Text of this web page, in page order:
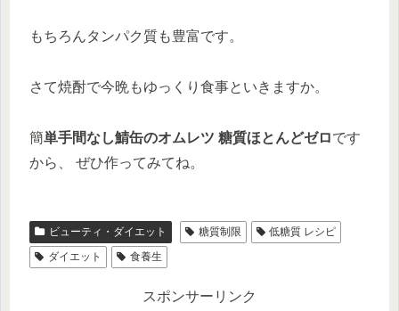
もちろんタンパク質も豊富です。
さて焼酎で今晩もゆっくり食事といきますか。
簡単手間なし鯖缶のオムレツ 糖質ほとんどゼロです
から、 ぜひ作ってみてね。
ビューティ・ダイエット 糖質制限
低糖質 レシピ
ダイエット
食養生
スポンサーリンク